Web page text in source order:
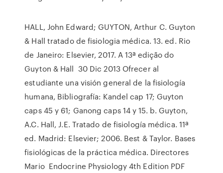
HALL, John Edward; GUYTON, Arthur C. Guyton
& Hall tratado de fisiologia médica. 13. ed. Rio
de Janeiro: Elsevier, 2017. A 13ª edição do
Guyton & Hall 30 Dic 2013 Ofrecer al
estudiante una visión general de la fisiología
humana, Bibliografía: Kandel cap 17; Guyton
caps 45 y 61; Ganong caps 14 y 15. b. Guyton,
A.C. Hall, J.E. Tratado de fisiología médica. 11ª
ed. Madrid: Elsevier; 2006. Best & Taylor. Bases
fisiológicas de la práctica médica. Directores
Mario Endocrine Physiology 4th Edition PDF